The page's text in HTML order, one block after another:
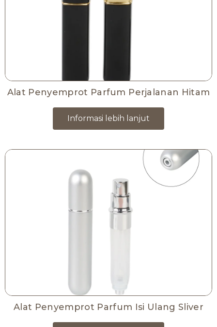
Alat Penyemprot Parfum Perjalanan Hitam
Informasi lebih lanjut
Alat Penyemprot Parfum Isi Ulang Sliver